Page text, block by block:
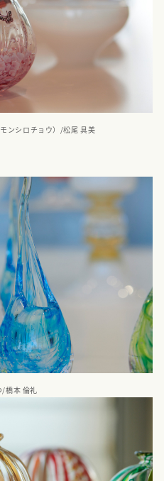
ンシロチョウ）/松尾 具美
/橋本 倫礼